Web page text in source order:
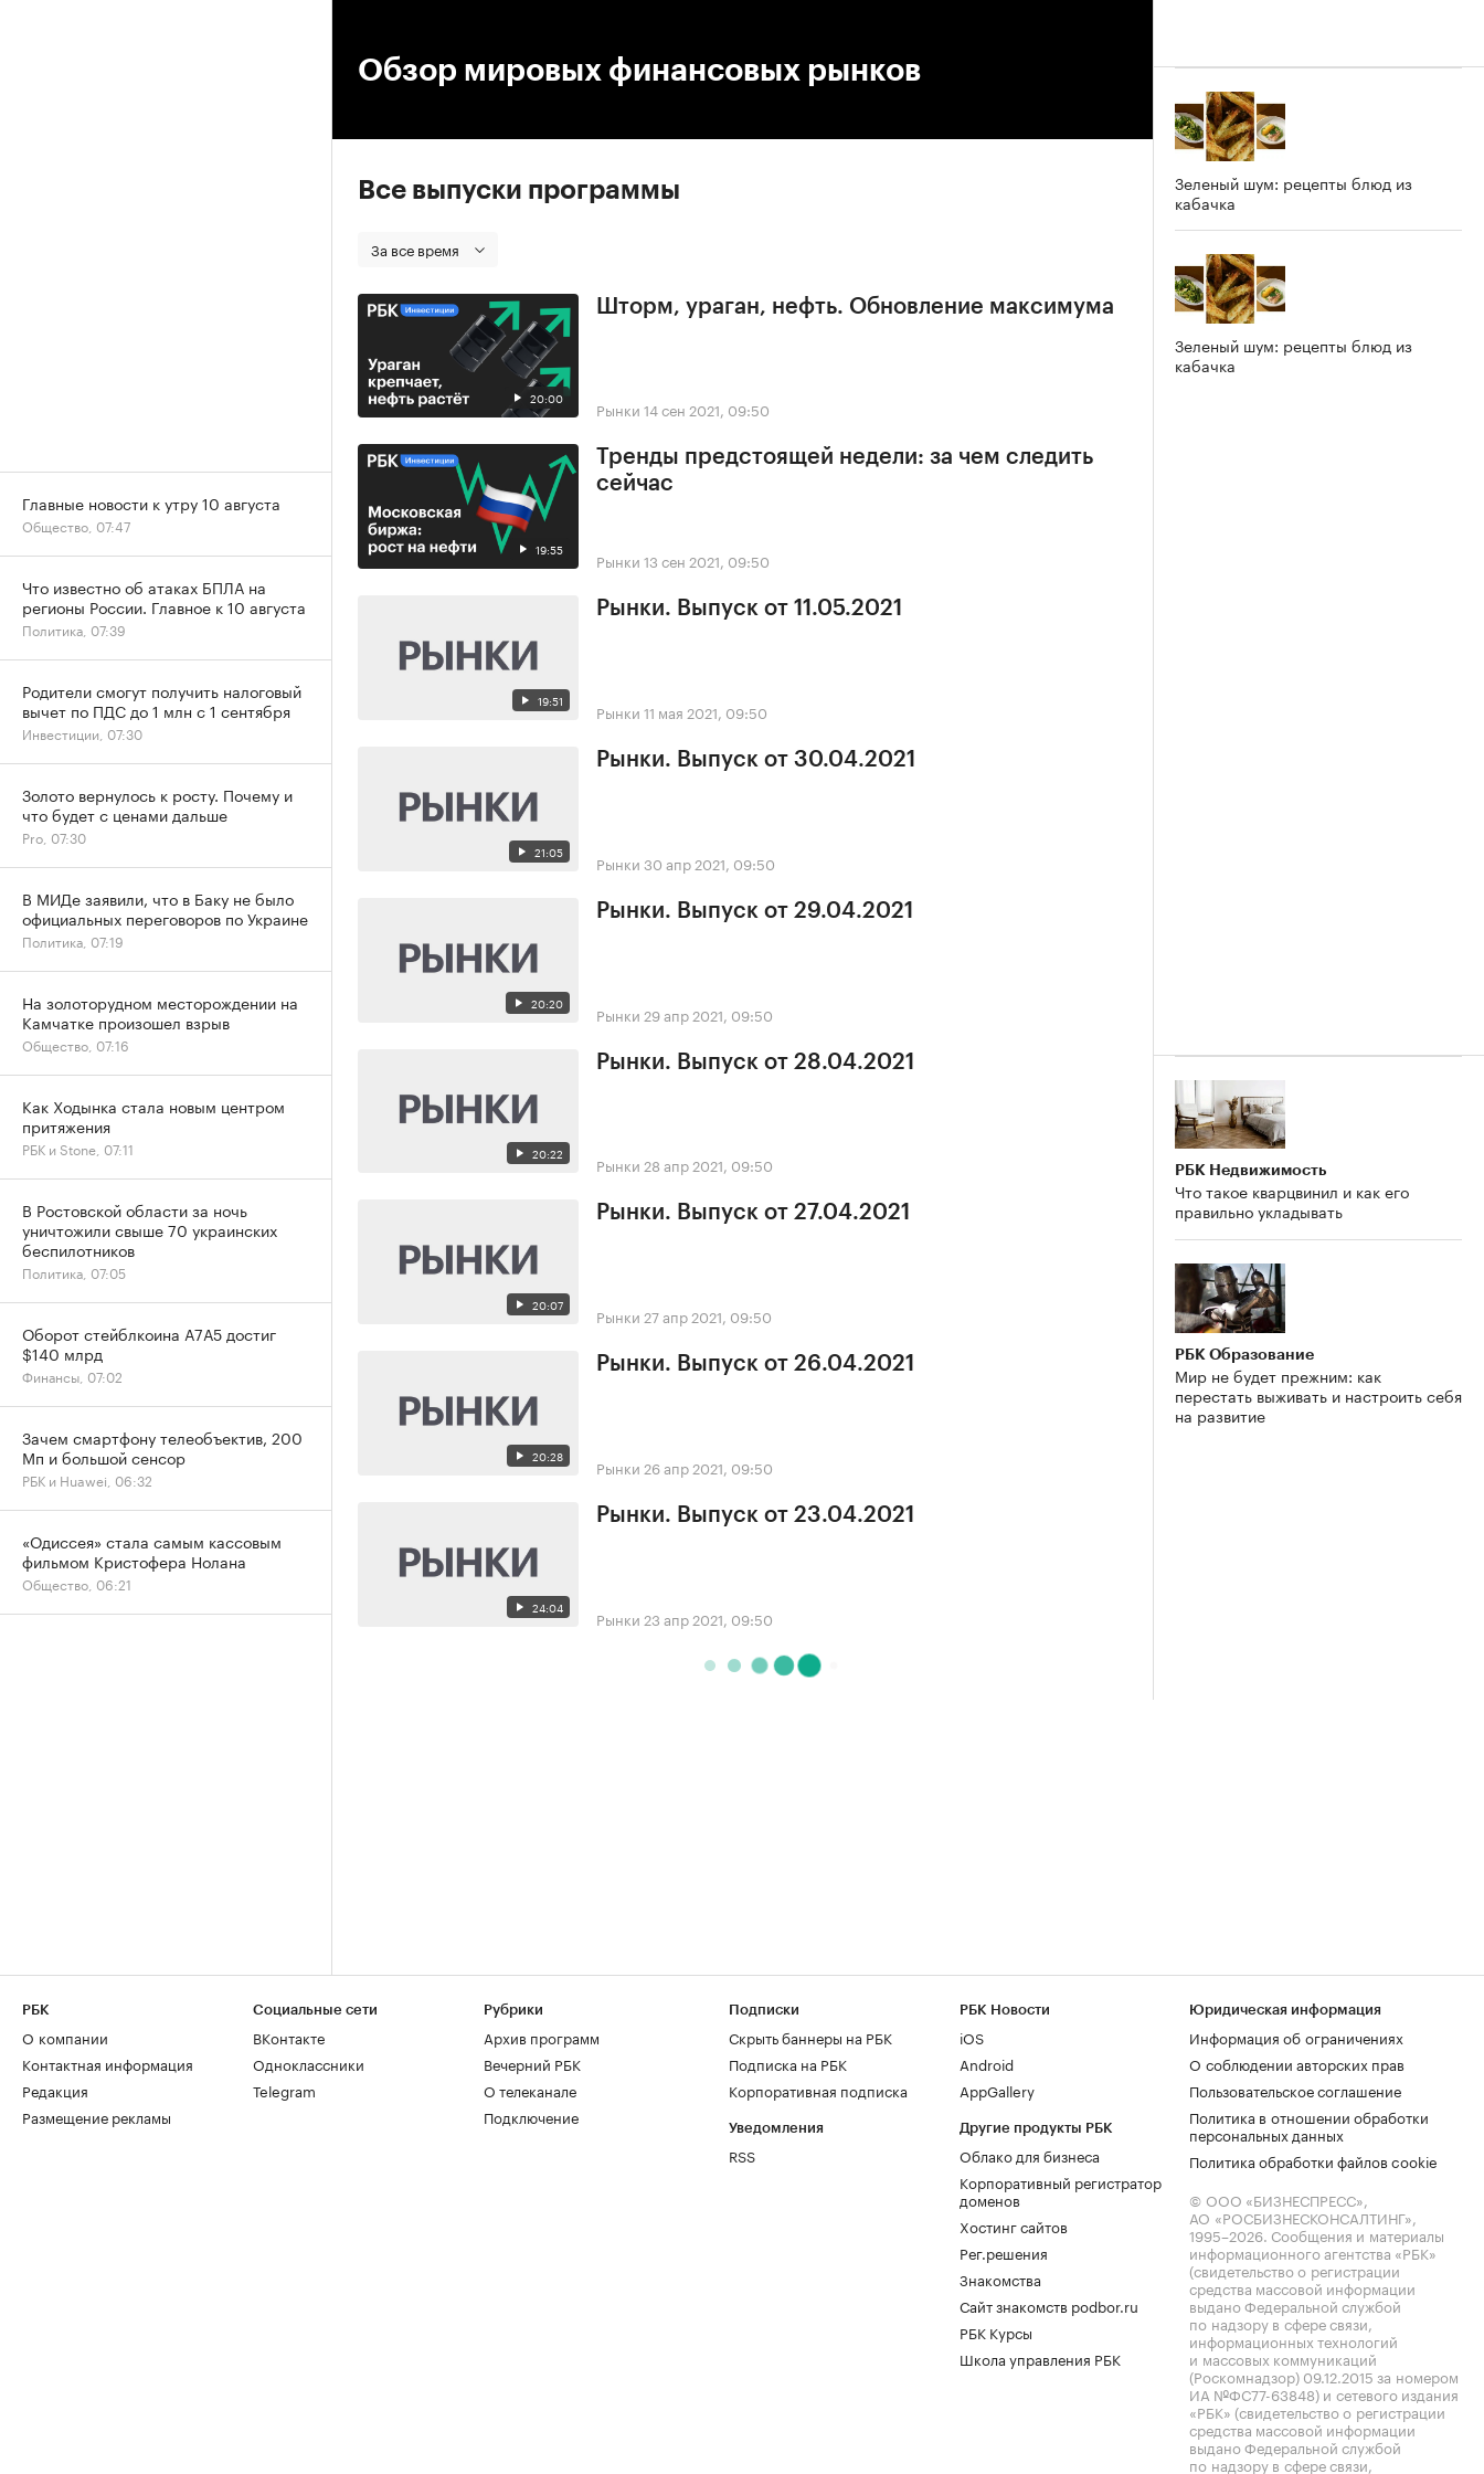
Обзор мировых финансовых рынков
Все выпуски программы
За все время
20:00
Шторм, ураган, нефть. Обновление максимума
Рынки 14 сен 2021, 09:50
19:55
Тренды предстоящей недели: за чем следить
сейчас
Рынки 13 сен 2021, 09:50
19:51
Рынки. Выпуск от 11.05.2021
Рынки 11 мая 2021, 09:50
21:05
Рынки. Выпуск от 30.04.2021
Рынки 30 апр 2021, 09:50
20:20
Рынки. Выпуск от 29.04.2021
Рынки 29 апр 2021, 09:50
20:22
Рынки. Выпуск от 28.04.2021
Рынки 28 апр 2021, 09:50
20:07
Рынки. Выпуск от 27.04.2021
Рынки 27 апр 2021, 09:50
20:28
Рынки. Выпуск от 26.04.2021
Рынки 26 апр 2021, 09:50
24:04
Рынки. Выпуск от 23.04.2021
Рынки 23 апр 2021, 09:50
Зеленый шум: рецепты блюд из
кабачка
Зеленый шум: рецепты блюд из
кабачка
РБК Недвижимость
Что такое кварцвинил и как его
правильно укладывать
РБК Образование
Мир не будет прежним: как
перестать выживать и настроить себя
на развитие
Главные новости к утру 10 августа
Общество, 07:47
Что известно об атаках БПЛА на
регионы России. Главное к 10 августа
Политика, 07:39
Родители смогут получить налоговый
вычет по ПДС до 1 млн с 1 сентября
Инвестиции, 07:30
Золото вернулось к росту. Почему и
что будет с ценами дальше
Pro, 07:30
В МИДе заявили, что в Баку не было
официальных переговоров по Украине
Политика, 07:19
На золоторудном месторождении на
Камчатке произошел взрыв
Общество, 07:16
Как Ходынка стала новым центром
притяжения
РБК и Stone, 07:11
В Ростовской области за ночь
уничтожили свыше 70 украинских
беспилотников
Политика, 07:05
Оборот стейблкоина А7А5 достиг
$140 млрд
Финансы, 07:02
Зачем смартфону телеобъектив, 200
Мп и большой сенсор
РБК и Huawei, 06:32
«Одиссея» стала самым кассовым
фильмом Кристофера Нолана
Общество, 06:21
РБК
О компании
Контактная информация
Редакция
Размещение рекламы
Социальные сети
ВКонтакте
Одноклассники
Telegram
Рубрики
Архив программ
Вечерний РБК
О телеканале
Подключение
Подписки
Скрыть баннеры на РБК
Подписка на РБК
Корпоративная подписка
Уведомления
RSS
РБК Новости
iOS
Android
AppGallery
Другие продукты РБК
Облако для бизнеса
Корпоративный регистратор
доменов
Хостинг сайтов
Рег.решения
Знакомства
Сайт знакомств podbor.ru
РБК Курсы
Школа управления РБК
Юридическая информация
Информация об ограничениях
О соблюдении авторских прав
Пользовательское соглашение
Политика в отношении обработки
персональных данных
Политика обработки файлов cookie
© ООО «БИЗНЕСПРЕСС»,
АО «РОСБИЗНЕСКОНСАЛТИНГ»,
1995–2026. Сообщения и материалы
информационного агентства «РБК»
(свидетельство о регистрации
средства массовой информации
выдано Федеральной службой
по надзору в сфере связи,
информационных технологий
и массовых коммуникаций
(Роскомнадзор) 09.12.2015 за номером
ИА №ФС77-63848) и сетевого издания
«РБК» (свидетельство о регистрации
средства массовой информации
выдано Федеральной службой
по надзору в сфере связи,